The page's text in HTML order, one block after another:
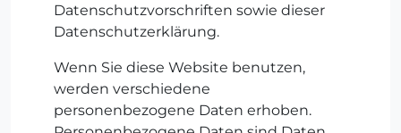
Datenschutzvorschriften sowie dieser
Datenschutzerklärung.
Wenn Sie diese Website benutzen,
werden verschiedene
personenbezogene Daten erhoben.